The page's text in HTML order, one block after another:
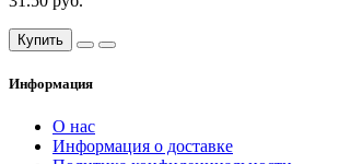
Купить
Информация
О нас
Информация о доставке